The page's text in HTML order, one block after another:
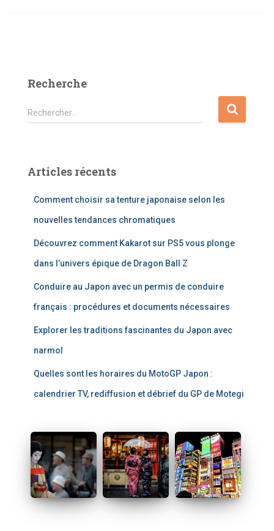
Recherche
R
e
r
Rechercher…
Articles récents
Comment choisir sa tenture japonaise selon les
nouvelles tendances chromatiques
Découvrez comment Kakarot sur PS5 vous plonge
dans l’univers épique de Dragon Ball Z
Conduire au Japon avec un permis de conduire
français : procédures et documents nécessaires
Explorer les traditions fascinantes du Japon avec
narmol
Quelles sont les horaires du MotoGP Japon :
calendrier TV, rediffusion et débrief du GP de Motegi